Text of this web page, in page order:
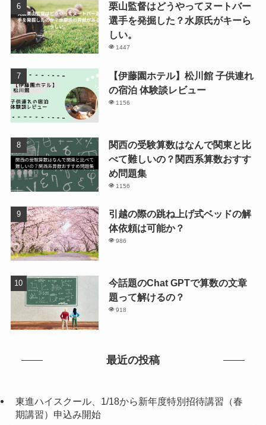
栗山監督はどうやってヌートバー
選手を発掘した？水原氏がキーら
しい。
1447
【伊藤園ホテル】松川館 子供連れ
の宿泊 体験談レビュー
1156
関西の受験算数はなんで関東と比
べて難しいの？関西系算数おすす
め問題集
1156
引越の際の跳ね上げ式ベッドの解
体依頼は可能か？
986
今話題のChat GPTで算数の文章
題って解けるの？
918
最近の投稿
東進ハイスクール、1/18から新年度特別招待講習（春
期講習）申込み開始